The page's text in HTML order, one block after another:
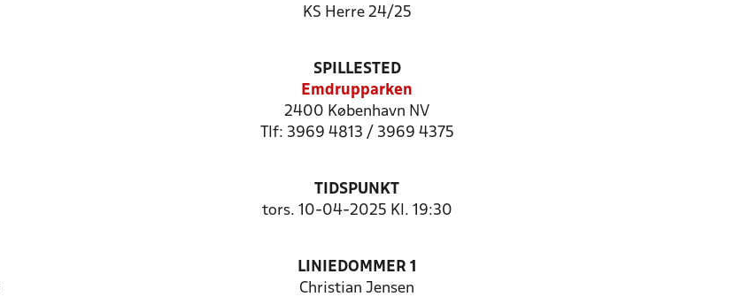
KS Herre 24/25
SPILLESTED
Emdrupparken
2400 København NV
Tlf: 3969 4813 / 3969 4375
TIDSPUNKT
tors. 10-04-2025 Kl. 19:30
LINIEDOMMER 1
Christian Jensen